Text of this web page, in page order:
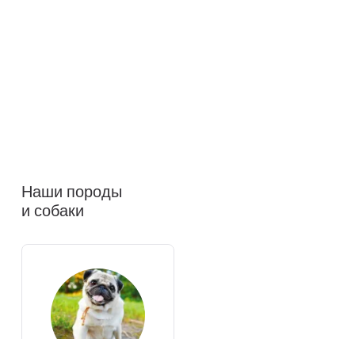
Наши породы
и собаки